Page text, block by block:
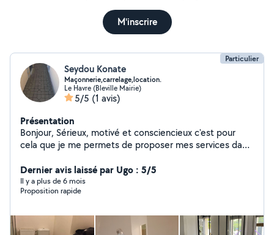
M'inscrire
Particulier
Seydou Konate
Maçonnerie,carrelage,location.
Le Havre (Bleville Mairie)
5/5 (1 avis)
Présentation
Bonjour, Sérieux, motivé et consciencieux c'est pour
cela que je me permets de proposer mes services dans
vos futur projets. Cordialement.
Dernier avis laissé par Ugo : 5/5
Il y a plus de 6 mois
Proposition rapide